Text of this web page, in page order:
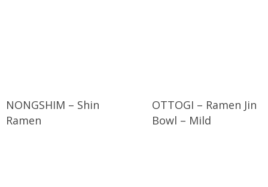
NONGSHIM – Shin
Ramen
OTTOGI – Ramen Jin
Bowl – Mild